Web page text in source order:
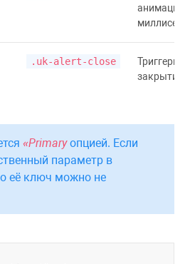
.uk-alert-close
Primaryопцией. Если
параметр в
её ключ можно не